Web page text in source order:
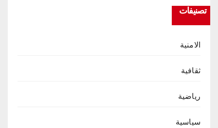
تصنيفات
الامنية
ثقافية
رياضية
سياسية